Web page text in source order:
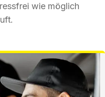
wie möglich